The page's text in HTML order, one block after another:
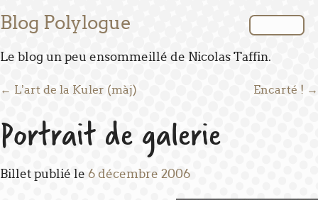
Blog Polylogue
Le blog un peu ensommeillé de Nicolas Taffin.
Post navigation
← L’art de la Kuler (màj) Encarté ! →
Portrait de galerie
Billet publié le 6 décembre 2006